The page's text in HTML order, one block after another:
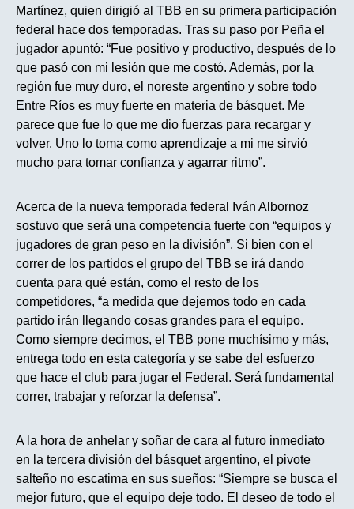
Martínez, quien dirigió al TBB en su primera participación
federal hace dos temporadas. Tras su paso por Peña el
jugador apuntó: “Fue positivo y productivo, después de lo
que pasó con mi lesión que me costó. Además, por la
región fue muy duro, el noreste argentino y sobre todo
Entre Ríos es muy fuerte en materia de básquet. Me
parece que fue lo que me dio fuerzas para recargar y
volver. Uno lo toma como aprendizaje a mi me sirvió
mucho para tomar confianza y agarrar ritmo”.
Acerca de la nueva temporada federal Iván Albornoz
sostuvo que será una competencia fuerte con “equipos y
jugadores de gran peso en la división”. Si bien con el
correr de los partidos el grupo del TBB se irá dando
cuenta para qué están, como el resto de los
competidores, “a medida que dejemos todo en cada
partido irán llegando cosas grandes para el equipo.
Como siempre decimos, el TBB pone muchísimo y más,
entrega todo en esta categoría y se sabe del esfuerzo
que hace el club para jugar el Federal. Será fundamental
correr, trabajar y reforzar la defensa”.
A la hora de anhelar y soñar de cara al futuro inmediato
en la tercera división del básquet argentino, el pivote
salteño no escatima en sus sueños: “Siempre se busca el
mejor futuro, que el equipo deje todo. El deseo de todo el